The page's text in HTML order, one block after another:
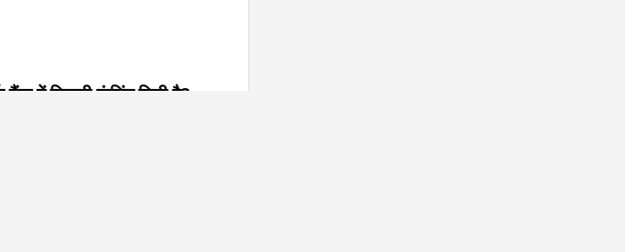
में कितनी फंडिंग मिली है?